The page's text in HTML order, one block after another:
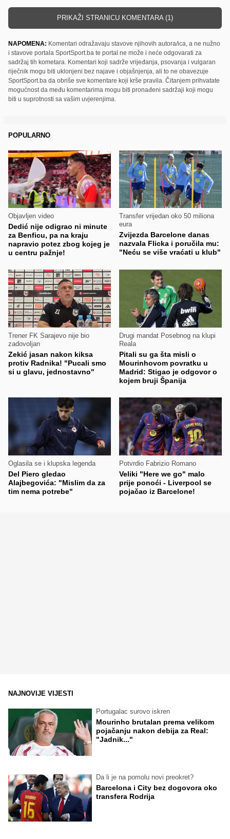
PRIKAŽI STRANICU KOMENTARA (1)
NAPOMENA: Komentari odražavaju stavove njihovih autora/ica, a ne nužno
i stavove portala SportSport.ba te portal ne može i neće odgovarati za
sadržaj tih kometara. Komentari koji sadrže vrijeđanja, psovanja i vulgaran
riječnik mogu biti uklonjeni bez najave i objašnjenja, ali to ne obavezuje
SportSport.ba da obriše sve komentare koji krše pravila. Čitanjem prihvatate
mogućnost da među komentarima mogu biti pronađeni sadržaji koji mogu
biti u suprotnosti sa vašim uvjerenjima.
POPULARNO
Objavljen video
Dedić nije odigrao ni minute
za Benficu, pa na kraju
napravio potez zbog kojeg je
u centru pažnje!
Transfer vrijedan oko 50 miliona
eura
Zvijezda Barcelone danas
nazvala Flicka i poručila mu:
"Neću se više vraćati u klub"
Trener FK Sarajevo nije bio
zadovoljan
Zekić jasan nakon kiksa
protiv Radnika! "Pucali smo
si u glavu, jednostavno"
Drugi mandat Posebnog na klupi
Reala
Pitali su ga šta misli o
Mourinhovom povratku u
Madrid: Stigao je odgovor o
kojem bruji Španija
Oglasila se i klupska legenda
Del Piero gledao
Alajbegovića: "Mislim da za
tim nema potrebe"
Potvrdio Fabrizio Romano
Veliki "Here we go" malo
prije ponoći - Liverpool se
pojačao iz Barcelone!
NAJNOVIJE VIJESTI
Portugalac surovo iskren
Mourinho brutalan prema velikom
pojačanju nakon debija za Real:
"Jadnik..."
Da li je na pomolu novi preokret?
Barcelona i City bez dogovora oko
transfera Rodrija